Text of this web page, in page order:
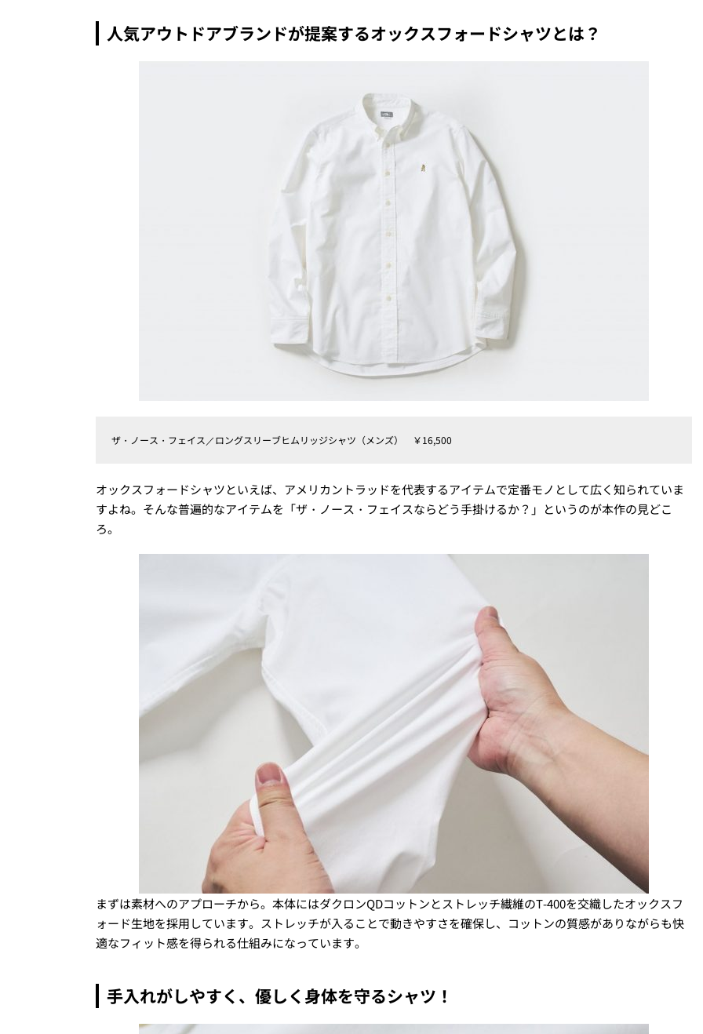
人気アウトドアブランドが提案するオックスフォードシャツとは？
ザ・ノース・フェイス／ロングスリーブヒムリッジシャツ（メンズ） ￥16,500
オックスフォードシャツといえば、アメリカントラッドを代表するアイテムで定番モノとして広く知られていま
すよね。そんな普遍的なアイテムを「ザ・ノース・フェイスならどう手掛けるか？」というのが本作の見どこ
ろ。
まずは素材へのアプローチから。本体にはダクロンQDコットンとストレッチ繊維のT-400を交織したオックスフ
ォード生地を採用しています。ストレッチが入ることで動きやすさを確保し、コットンの質感がありながらも快
適なフィット感を得られる仕組みになっています。
手入れがしやすく、優しく身体を守るシャツ！